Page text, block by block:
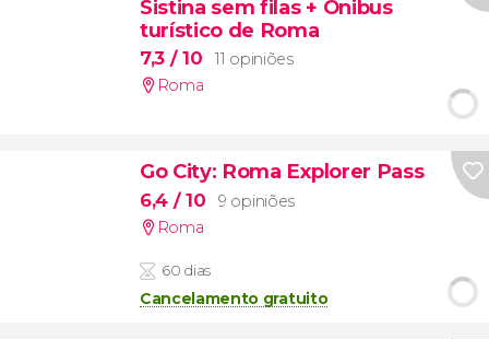
Sistina sem filas + Ônibus
turístico de Roma
7,3 / 10
11 opiniões
Roma
Go City: Roma Explorer Pass
6,4 / 10
9 opiniões
Roma
60 dias
Cancelamento gratuito